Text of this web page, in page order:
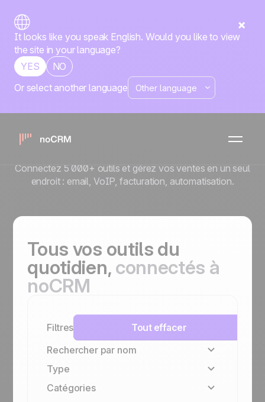
It looks like you speak English. Would you like to view
the site in your language?
YES
NO
Or select another language
Construisez votre
propre machine de
Connectez 5 000+ outils et gérez vos ventes en un seul
endroit : email, VoIP, facturation, automatisation.
Tous vos outils du
quotidien, connectés à
noCRM
Filtres
Tout effacer
Rechercher par nom
Type
Famille Positive
Catégories